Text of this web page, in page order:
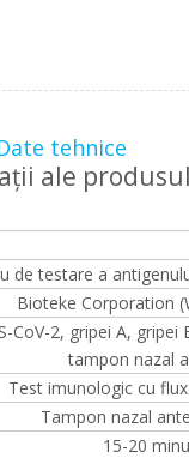
tehnice
ale
de testare a
Bioteke Corporation
2, gripei A,
tampon nazal
Test imunologic cu
Tampon nazal
15-20